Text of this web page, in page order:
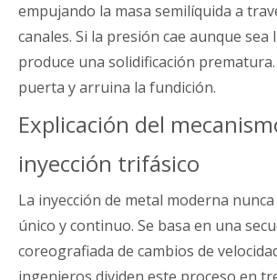
empujando la masa semilíquida a
canales. Si la presión cae aunque sea
produce una solidificación
puerta y arruina la fundición.
Explicación del
inyección trifásico
La inyección de metal moderna
único y continuo. Se basa en una
coreografiada de cambios de